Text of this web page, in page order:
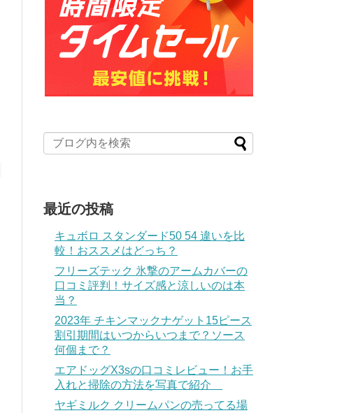
最近の投稿
キュボロ スタンダード50 54 違いを比
較！おススメはどっち？
フリーズテック 氷撃のアームカバーの
口コミ評判！サイズ感と涼しいのは本
当？
2023年 チキンマックナゲット15ピース
割引期間はいつからいつまで？ソース
何個まで？
エアドッグX3sの口コミレビュー！お手
入れと掃除の方法を写真で紹介
ヤギミルク クリームパンの売ってる場